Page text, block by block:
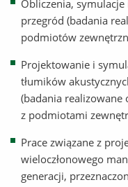
Obliczenia,
przegród (badania
podmiotów
Projektowanie i
tłumików
(badania realizowane
z podmiotami
Prace związane z
wieloczłonowego
generacji,